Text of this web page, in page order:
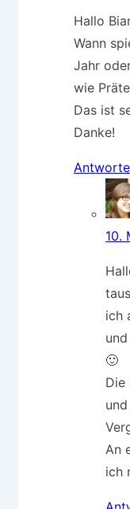
Hallo
Wann
Jahr
wie
Das ist
Danke!
10.
ich
🙂
Die
An
ich